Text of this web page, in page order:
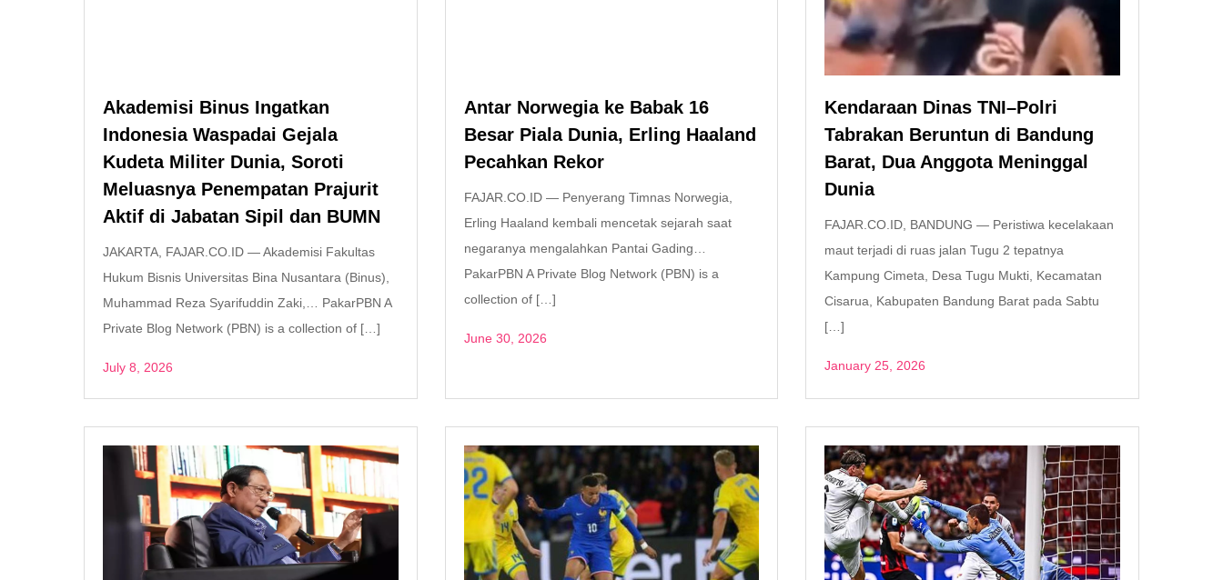
Akademisi Binus Ingatkan
Indonesia Waspadai Gejala
Kudeta Militer Dunia, Soroti
Meluasnya Penempatan Prajurit
Aktif di Jabatan Sipil dan BUMN
JAKARTA, FAJAR.CO.ID — Akademisi Fakultas
Hukum Bisnis Universitas Bina Nusantara (Binus),
Muhammad Reza Syarifuddin Zaki,… PakarPBN A
Private Blog Network (PBN) is a collection of […]
July 8, 2026
Antar Norwegia ke Babak 16
Besar Piala Dunia, Erling Haaland
Pecahkan Rekor
FAJAR.CO.ID — Penyerang Timnas Norwegia,
Erling Haaland kembali mencetak sejarah saat
negaranya mengalahkan Pantai Gading…
PakarPBN A Private Blog Network (PBN) is a
collection of […]
June 30, 2026
Kendaraan Dinas TNI–Polri
Tabrakan Beruntun di Bandung
Barat, Dua Anggota Meninggal
Dunia
FAJAR.CO.ID, BANDUNG — Peristiwa kecelakaan
maut terjadi di ruas jalan Tugu 2 tepatnya
Kampung Cimeta, Desa Tugu Mukti, Kecamatan
Cisarua, Kabupaten Bandung Barat pada Sabtu
[…]
January 25, 2026